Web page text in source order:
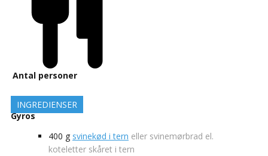
Antal personer
INGREDIENSER
Gyros
400 g svinekød i tern eller svinemørbrad el.
koteletter skåret i tern